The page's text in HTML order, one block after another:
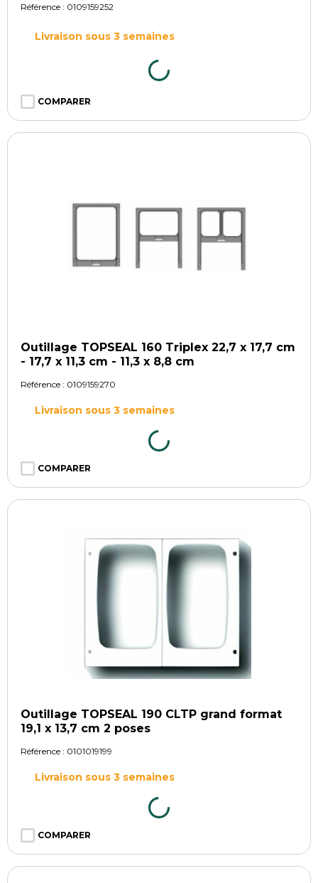
Référence : 0109159252
Livraison sous 3 semaines
COMPARER
Outillage TOPSEAL 160 Triplex 22,7 x 17,7 cm
- 17,7 x 11,3 cm - 11,3 x 8,8 cm
Référence : 0109159270
Livraison sous 3 semaines
COMPARER
Outillage TOPSEAL 190 CLTP grand format
19,1 x 13,7 cm 2 poses
Référence : 0101019199
Livraison sous 3 semaines
COMPARER